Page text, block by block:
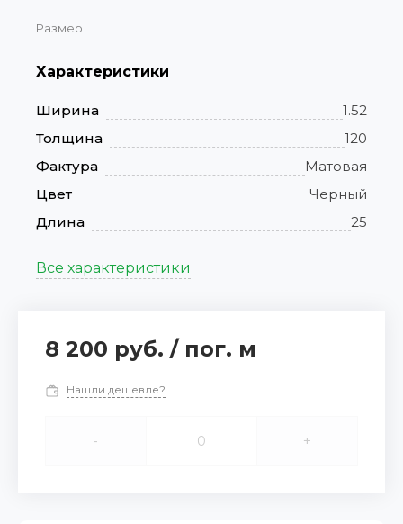
Размер
Характеристики
Ширина
1.52
Толщина
120
Фактура
Матовая
Цвет
Черный
Длина
25
Все характеристики
8 200 руб. / пог. м
Нашли дешевле?
- +